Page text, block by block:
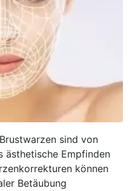
sind von
ästhetische Empfinden
können
Betäubung